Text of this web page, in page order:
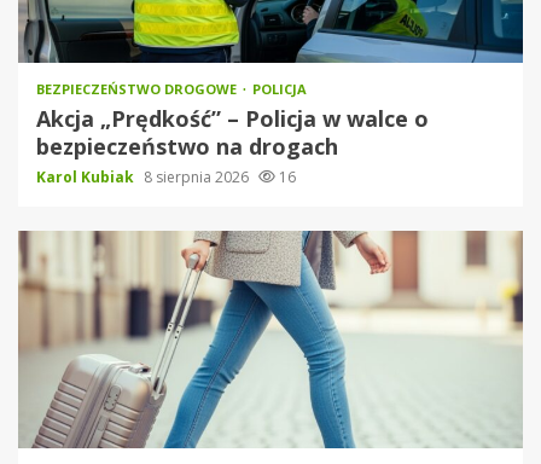
BEZPIECZEŃSTWO DROGOWE POLICJA
Akcja „Prędkość” – Policja w walce o
bezpieczeństwo na drogach
Karol Kubiak 8 sierpnia 2026 16